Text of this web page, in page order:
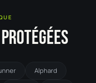
Alphard